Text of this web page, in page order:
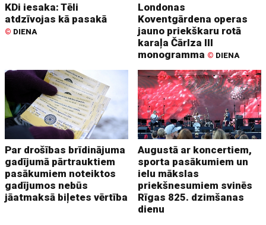
KDi iesaka: Tēli
atdzīvojas kā pasakā
© DIENA
Londonas
Koventgārdena operas
jauno priekškaru rotā
karaļa Čārlza III
monogramma © DIENA
Par drošības brīdinājuma
gadījumā pārtrauktiem
pasākumiem noteiktos
gadījumos nebūs
jāatmaksā biļetes vērtība
Augustā ar koncertiem,
sporta pasākumiem un
ielu mākslas
priekšnesumiem svinēs
Rīgas 825. dzimšanas
dienu